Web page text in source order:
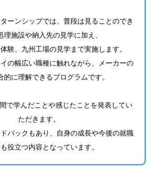
ーンシップでは、普段は見ることのでき
理施設や納入先の見学に加え、
験、九州工場の見学まで実施します。
の幅広い職種に触れながら、メーカーの
的に理解できるプログラムです。
で学んだことや感じたことを発表してい
ただきます。
バックもあり、自身の成長や今後の就職
役立つ内容となっています。